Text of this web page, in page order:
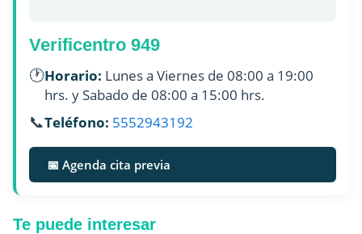
Verificentro 949
🕐Horario: Lunes a Viernes de 08:00 a 19:00
hrs. y Sabado de 08:00 a 15:00 hrs.
📞Teléfono: 5552943192
📅 Agenda cita previa
Te puede interesar